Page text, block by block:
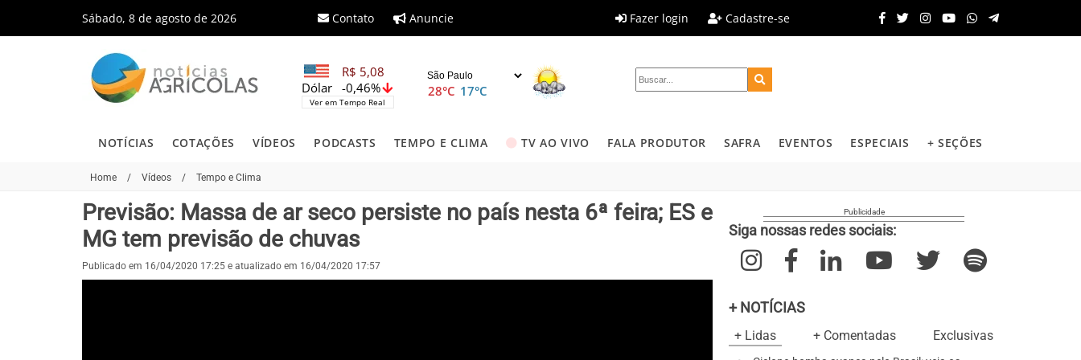
Sábado, 8 de agosto de 2026 Contato Anuncie Fazer login Cadastre-se
R$ 5,08
-0,46%
Dólar
Ver em Tempo Real
28°C 17°C
NOTÍCIAS COTAÇÕES VÍDEOS PODCASTS TEMPO E CLIMA TV AO VIVO FALA PRODUTOR SAFRA EVENTOS ESPECIAIS + SEÇÕES
Home / Vídeos / Tempo e Clima
Previsão: Massa de ar seco persiste no país nesta 6ª feira; ES e
MG tem previsão de chuvas
Publicado em 16/04/2020 17:25 e atualizado em 16/04/2020 17:57
Siga nossas redes sociais:
+ NOTÍCIAS
+ Lidas + Comentadas Exclusivas